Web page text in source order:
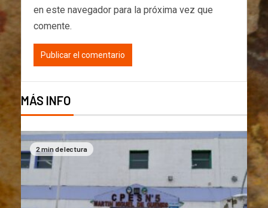
en este navegador para la próxima vez que
comente.
MÁS INFO
2 min de lectura